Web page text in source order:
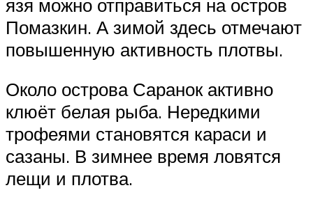
язя можно отправиться на остров
Помазкин. А зимой здесь отмечают
повышенную активность плотвы.
Около острова Саранок активно
клюёт белая рыба. Нередкими
трофеями становятся караси и
сазаны. В зимнее время ловятся
лещи и плотва.